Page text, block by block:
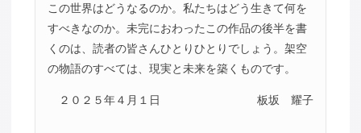
この世界はどうなるのか。私たちはどう生きて何を
すべきなのか。未完におわったこの作品の後半を書
くのは、読者の皆さんひとりひとりでしょう。架空
の物語のすべては、現実と未来を築くものです。
２０２５年４月１日 板坂 耀子